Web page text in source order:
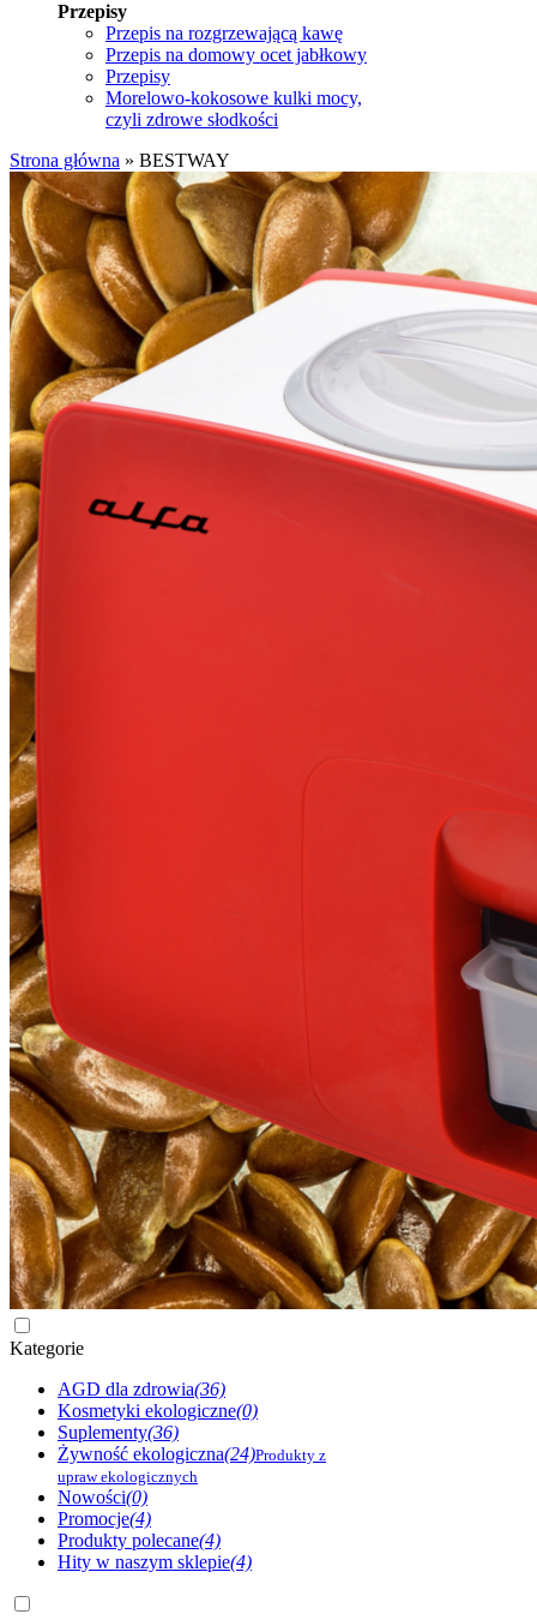
Przepisy
Przepis na rozgrzewającą kawę
Przepis na domowy ocet jabłkowy
Przepisy
Morelowo-kokosowe kulki mocy,
czyli zdrowe słodkości
Strona główna » BESTWAY
Kategorie
AGD dla zdrowia(36)
Kosmetyki ekologiczne(0)
Suplementy(36)
Żywność ekologiczna(24)Produkty z
upraw ekologicznych
Nowości(0)
Promocje(4)
Produkty polecane(4)
Hity w naszym sklepie(4)